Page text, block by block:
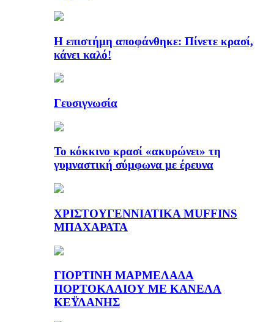
Η επιστήμη αποφάνθηκε: Πίνετε κρασί,
κάνει καλό!
Γευσιγνωσία
Το κόκκινο κρασί «ακυρώνει» τη
γυμναστική σύμφωνα με έρευνα
ΧΡΙΣΤΟΥΓΕΝΝΙΑΤΙΚΑ MUFFINS
ΜΠΑΧΑΡΑΤΑ
ΓΙΟΡΤΙΝΗ ΜΑΡΜΕΛΑΔΑ
ΠΟΡΤΟΚΑΛΙΟΥ ΜΕ ΚΑΝΕΛΑ
ΚΕΫΛΑΝΗΣ